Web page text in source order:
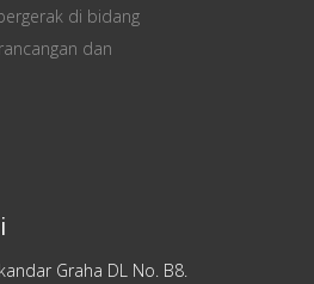
di bidang
dan
Graha DL No. B8.